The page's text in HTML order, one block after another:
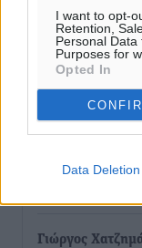
I want to opt-
Retention,
Personal
Purposes for
Opted In
Data Deletion
Σεπτέμβριο η
Γιώργος